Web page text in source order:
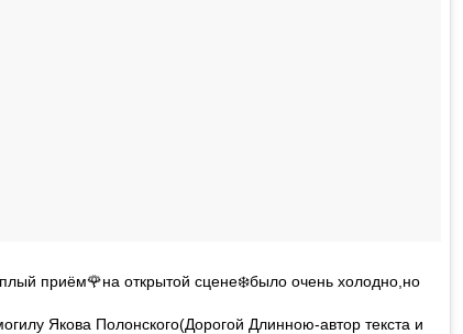
приём🌹на открытой сцене❄️было очень холодно,но
Якова Полонского(Дорогой Длинною-автор текста и